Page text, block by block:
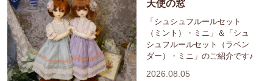
天使の窓
「シュシュフルールセット
（ミント）・ミニ」＆「シュ
シュフルールセット（ラベン
ダー）・ミニ」のご紹介です♪
2026.08.05